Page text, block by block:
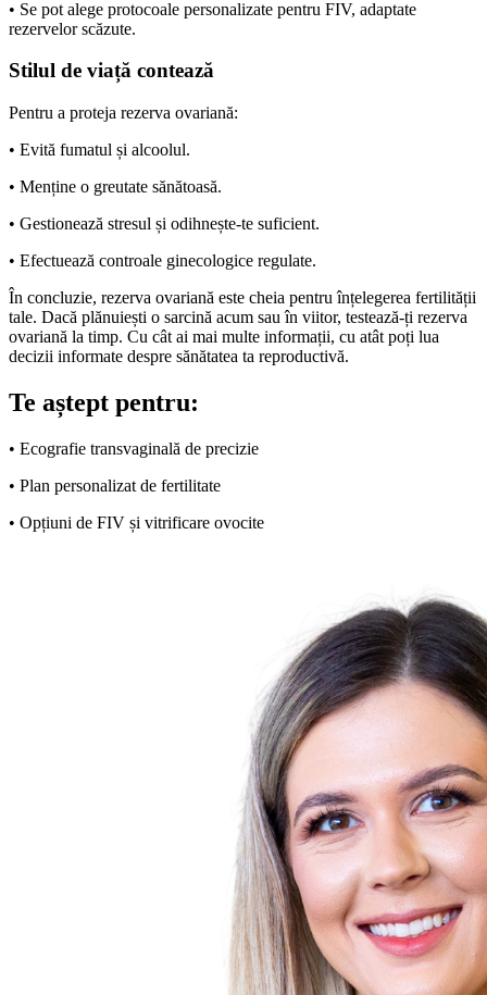
• Se pot alege protocoale personalizate pentru FIV, adaptate
rezervelor scăzute.
Stilul de viață contează
Pentru a proteja rezerva ovariană:
• Evită fumatul și alcoolul.
• Menține o greutate sănătoasă.
• Gestionează stresul și odihnește-te suficient.
• Efectuează controale ginecologice regulate.
În concluzie, rezerva ovariană este cheia pentru înțelegerea fertilității
tale. Dacă plănuiești o sarcină acum sau în viitor, testează-ți rezerva
ovariană la timp. Cu cât ai mai multe informații, cu atât poți lua
decizii informate despre sănătatea ta reproductivă.
Te aștept pentru:
• Ecografie transvaginală de precizie
• Plan personalizat de fertilitate
• Opțiuni de FIV și vitrificare ovocite